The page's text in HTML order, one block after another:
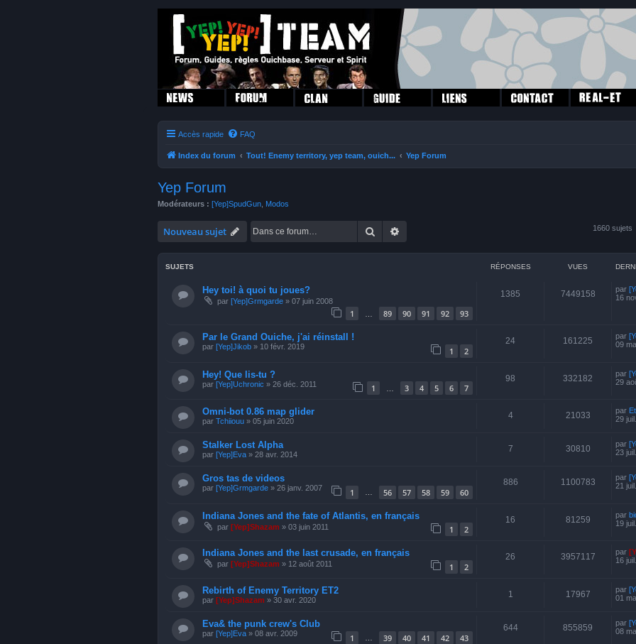
Accès rapide FAQ
Index du forum Tout! Enemy territory, yep team, ouich... Yep Forum
Yep Forum
Modérateurs : [Yep]SpudGun Modos
Nouveau sujet Rechercher 1660 sujets
SUJETS RÉPONSES VUES
Hey toi! à quoi tu joues?
par [Yep]Grmgarde » 07 juin 2008
1 89 90 91 92 93
1385 7449158 par
16
Par le Grand Ouiche, j'ai réinstall !
par [Yep]Jikob » 10 févr. 2019 1 2
24 161225 par
09
Hey! Que lis-tu ?
par [Yep]Uchronic » 26 déc. 2011 1 3 4 5 6 7
98 332182 par
29
Omni-bot 0.86 map glider
par Tchiiouu » 05 juin 2020
4 21033 par
29
Stalker Lost Alpha
par [Yep]Eva » 28 avr. 2014
7 30810 par
23
Gros tas de videos
par [Yep]Grmgarde » 26 janv. 2007 1 56 57 58 59 60
886 1100783 par
21
Indiana Jones and the fate of Atlantis, en français
par [Yep]Shazam » 03 juin 2011 1 2
16 81259 par
19
Indiana Jones and the last crusade, en français
par [Yep]Shazam » 12 août 2011 1 2
26 3957117 par
16
Rebirth of Enemy Territory ET2
par [Yep]Shazam » 30 avr. 2020
1 17967 par
01
Eva& the punk crew's Club
par [Yep]Eva » 08 avr. 2009 1 39 40 41 42 43
644 855859 par
08